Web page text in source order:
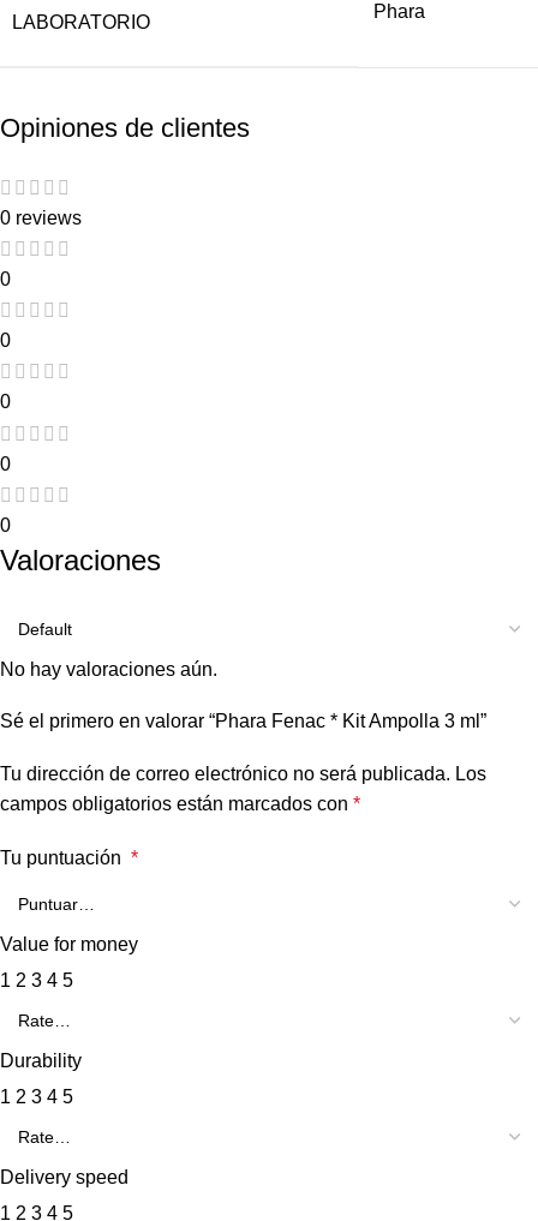
LABORATORIO
Phara
Opiniones de clientes
0 reviews
0
0
0
0
0
Valoraciones
No hay valoraciones aún.
Sé el primero en valorar “Phara Fenac * Kit Ampolla 3 ml”
Tu dirección de correo electrónico no será publicada. Los
campos obligatorios están marcados con *
Tu puntuación *
Value for money
1 2 3 4 5
Durability
1 2 3 4 5
Delivery speed
1 2 3 4 5